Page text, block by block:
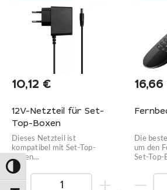
Umschalten auf hohe Kontraste
10,12 €
12V-Netzteil für Set-
Top-Boxen
Dieses Netzteil ist
kompatibel mit Set-Top-
Boxen
MAG522/522w3/524/524w3/420
16,66
Die
um den
Set-Top-